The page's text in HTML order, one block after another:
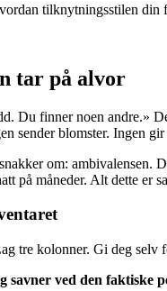
tilknytningsstilen din
tar på alvor
Du finner noen andre.»
sender blomster. Ingen
om: ambivalensen.
på måneder. Alt dette er
tre kolonner. Gi deg
savner ved den faktiske